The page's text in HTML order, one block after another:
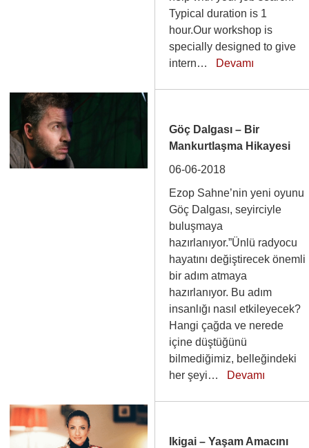
Typical duration is 1
hour.Our workshop is
specially designed to give
intern… Devamı
Göç Dalgası – Bir
Mankurtlaşma Hikayesi
06-06-2018
Ezop Sahne’nin yeni oyunu
Göç Dalgası, seyirciyle
buluşmaya
hazırlanıyor.”Ünlü radyocu
hayatını değiştirecek önemli
bir adım atmaya
hazırlanıyor. Bu adım
insanlığı nasıl etkileyecek?
Hangi çağda ve nerede
içine düştüğünü
bilmediğimiz, belleğindeki
her şeyi… Devamı
Ikigai – Yaşam Amacını